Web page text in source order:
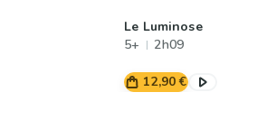
Le Luminose
5+
2h09
12,90 €